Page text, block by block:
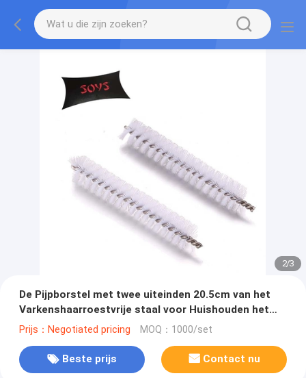
2/3
De Pijpborstel met twee uiteinden 20.5cm van het
Varkenshaarroestvrije staal voor Huishouden het
Schoonmaken
Prijs：Negotiated pricing MOQ：1000/set
Beste prijs Contact nu